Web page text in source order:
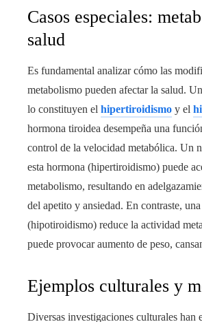
Casos especiales:
salud
Es fundamental analizar cómo las
metabolismo pueden afectar la salud.
lo constituyen el hipertiroidismo y el
hormona tiroidea desempeña una
control de la velocidad metabólica. Un
esta hormona (hipertiroidismo) puede
metabolismo, resultando en
del apetito y ansiedad. En contraste, una
(hipotiroidismo) reduce la actividad
puede provocar aumento de peso,
Ejemplos culturales y
Diversas investigaciones culturales han